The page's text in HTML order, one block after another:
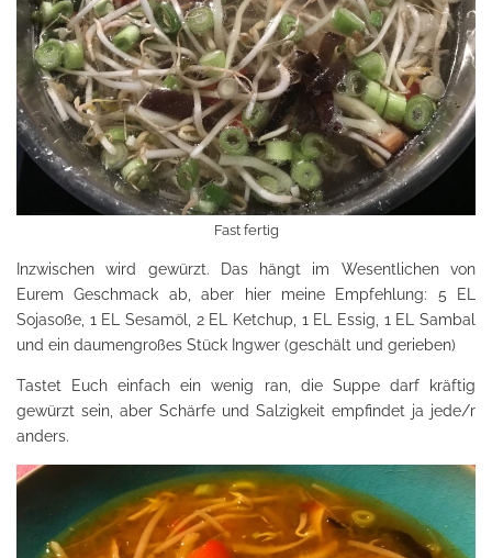
Fast fertig
Inzwischen wird gewürzt. Das hängt im Wesentlichen von
Eurem Geschmack ab, aber hier meine Empfehlung: 5 EL
Sojasoße, 1 EL Sesamöl, 2 EL Ketchup, 1 EL Essig, 1 EL Sambal
und ein daumengroßes Stück Ingwer (geschält und gerieben)
Tastet Euch einfach ein wenig ran, die Suppe darf kräftig
gewürzt sein, aber Schärfe und Salzigkeit empfindet ja jede/r
anders.